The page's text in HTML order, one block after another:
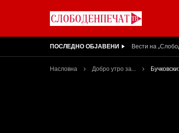
ПОСЛЕДНО ОБЈАВЕНИ ВИДЕОИНТЕРВЈУ
Насловна Добро утро за...